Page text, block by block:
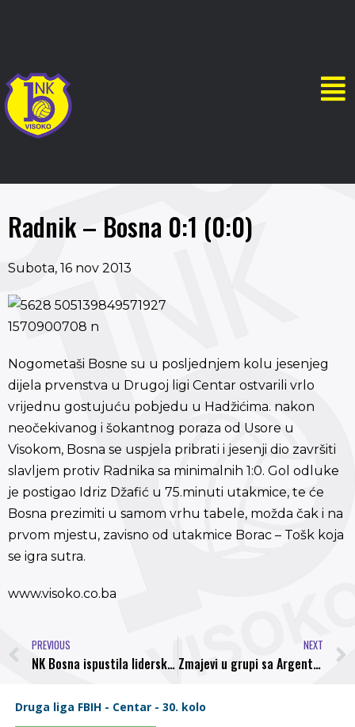
Radnik – Bosna 0:1 (0:0)
Subota, 16 nov 2013
Nogometaši Bosne su u posljednjem kolu jesenjeg
dijela prvenstva u Drugoj ligi Centar ostvarili vrlo
vrijednu gostujuću pobjedu u Hadžićima. nakon
neočekivanog i šokantnog poraza od Usore u
Visokom, Bosna se uspjela pribrati i jesenji dio završiti
slavljem protiv Radnika sa minimalnih 1:0. Gol odluke
je postigao Idriz Džafić u 75.minuti utakmice, te će
Bosna prezimiti u samom vrhu tabele, možda čak i na
prvom mjestu, zavisno od utakmice Borac – Tošk koja
se igra sutra.
www.visoko.co.ba
PREVIOUS
NK Bosna ispustila lidersku poziciju
NEXT
Zmajevi u grupi sa Argentinom, Iranom i Nigerijom